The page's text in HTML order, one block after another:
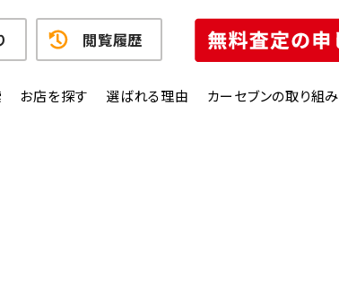
お店を探す 選ばれる理由 カーセブンの取り組み
閲覧履歴